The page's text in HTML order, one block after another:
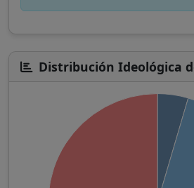
Distribución Ideológica